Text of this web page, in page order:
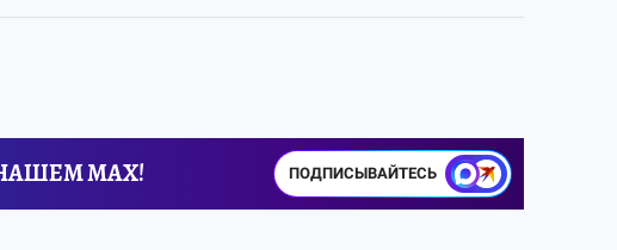
MAX! ПОДПИСЫВАЙТЕСЬ